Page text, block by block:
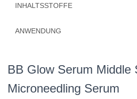
INHALTSSTOFFE
ANWENDUNG
BB Glow Serum Middle
Microneedling Serum